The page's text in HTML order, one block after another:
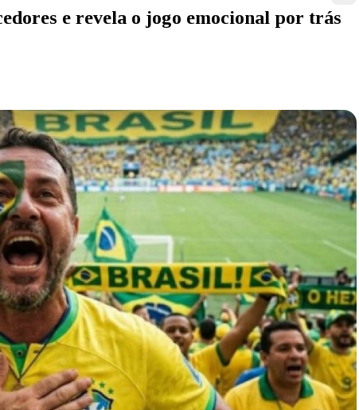
e revela o jogo emocional por trás